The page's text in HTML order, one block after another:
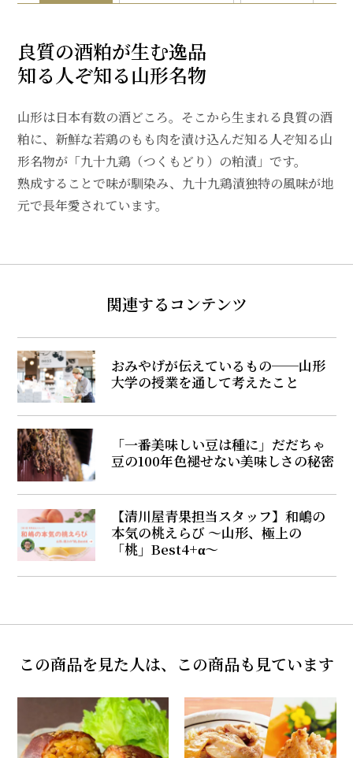
良質の酒粕が生む逸品
知る人ぞ知る山形名物
山形は日本有数の酒どころ。そこから生まれる良質の酒
粕に、新鮮な若鶏のもも肉を漬け込んだ知る人ぞ知る山
形名物が「九十九鶏（つくもどり）の粕漬」です。
熟成することで味が馴染み、九十九鶏漬独特の風味が地
元で長年愛されています。
関連するコンテンツ
おみやげが伝えているもの──山形
大学の授業を通して考えたこと
「一番美味しい豆は種に」だだちゃ
豆の100年色褪せない美味しさの秘密
【清川屋青果担当スタッフ】和嶋の
本気の桃えらび ～山形、極上の
「桃」Best4+α～
この商品を見た人は、この商品も見ています